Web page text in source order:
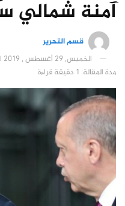
آمنة شمالي
قسم التحرير
الخميس, 29 أغسطس , 2019 الساعة 12:07 مساءً (مكة المكرمة)
مدة المقالة: 1 دقيقة قراءة